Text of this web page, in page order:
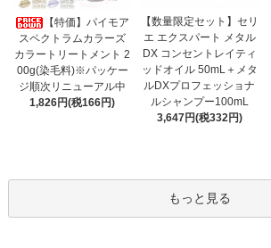
【特価】パイモア
スペクトラムカラーズ
カラートリートメント 2
00g(染毛料)※パッケー
ジ順次リニューアル中
1,826円(税166円)
【数量限定セット】セリ
エ エクスパート メタル
DX コンセントレイティ
ッドオイル 50mL＋メタ
ルDXプロフェッショナ
ルシャンプー100mL
3,647円(税332円)
もっと見る